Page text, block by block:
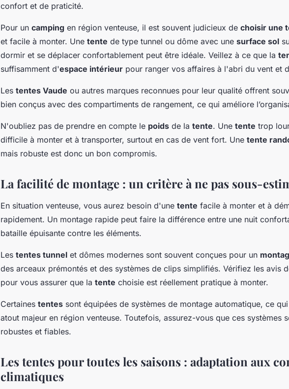
confort et de praticité.
Pour un camping en région venteuse, il est souvent judicieux de choisir une
et facile à monter. Une tente de type tunnel ou dôme avec une surface sol
dormir et se déplacer confortablement peut être idéale. Veillez à ce que la
suffisamment d'espace intérieur pour ranger vos affaires à l'abri du vent et
Les tentes Vaude ou autres marques reconnues pour leur qualité offrent
bien conçus avec des compartiments de rangement, ce qui améliore
N'oubliez pas de prendre en compte le poids de la tente. Une tente trop
difficile à monter et à transporter, surtout en cas de vent fort. Une tente
mais robuste est donc un bon compromis.
La facilité de montage : un critère à ne pas sous-
En situation venteuse, vous aurez besoin d'une tente facile à monter et à
rapidement. Un montage rapide peut faire la différence entre une nuit
bataille épuisante contre les éléments.
Les tentes tunnel et dômes modernes sont souvent conçues pour un
des arceaux prémontés et des systèmes de clips simplifiés. Vérifiez les avis
pour vous assurer que la tente choisie est réellement pratique à monter.
Certaines tentes sont équipées de systèmes de montage automatique, ce
atout majeur en région venteuse. Toutefois, assurez-vous que ces systèmes
robustes et fiables.
Les tentes pour toutes les saisons : adaptation aux
climatiques